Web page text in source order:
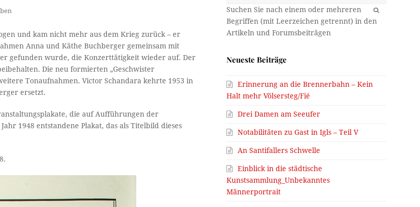
und kam nicht mehr aus dem Krieg zurück – er
Anna und Käthe Buchberger gemeinsam mit
gefunden wurde, die Konzerttätigkeit wieder auf. Der
Die neu formierten „Geschwister
Tonaufnahmen. Victor Schandara kehrte 1953 in
ersetzt.
die auf Aufführungen der
1948 entstandene Plakat, das als Titelbild dieses
OK
Neueste Beiträge
Erinnerung an die Brennerbahn – Kein
Halt mehr Völsersteg/Fié
Drei Damen am Seeufer
Notabilitäten zu Gast in Igls – Teil V
An Santifallers Schwelle
Einblick in die städtische
Kunstsammlung_Unbekanntes
Männerportrait